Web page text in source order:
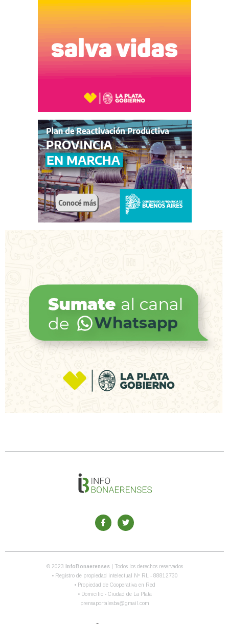
© 2023 InfoBonaerenses
| Todos los derechos reservados
• Registro de propiedad intelectual Nº RL - 88812730
• Propiedad de Cooperativa en Red
• Domicilio - Ciudad de La Plata
prensaportalesba@gmail.com